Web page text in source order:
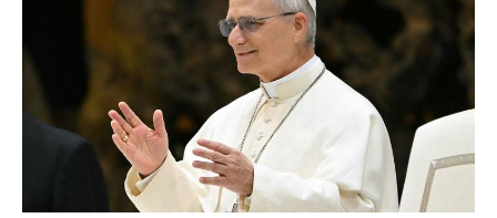
und Kandidaten der anstehenden